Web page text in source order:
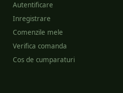
Autentificare
Inregistrare
Comenzile mele
Verifica comanda
Cos de cumparaturi